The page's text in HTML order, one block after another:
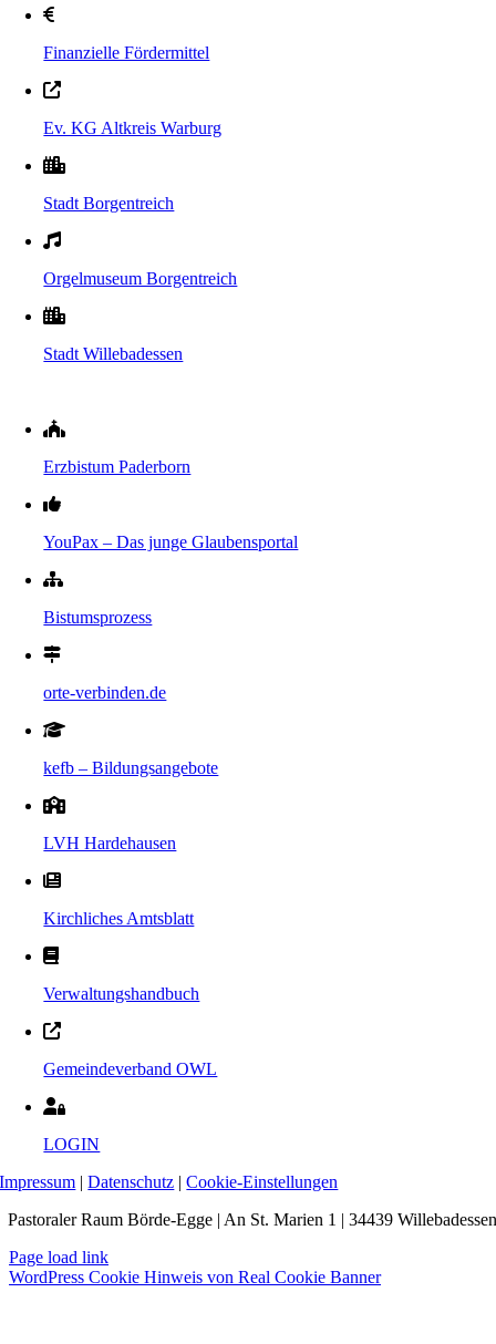
Finanzielle Fördermittel
Ev. KG Altkreis Warburg
Stadt Borgentreich
Orgelmuseum Borgentreich
Stadt Willebadessen
Erzbistum Paderborn
YouPax – Das junge Glaubensportal
Bistumsprozess
orte-verbinden.de
kefb – Bildungsangebote
LVH Hardehausen
Kirchliches Amtsblatt
Verwaltungshandbuch
Gemeindeverband OWL
LOGIN
Impressum |Datenschutz |Cookie-Einstellungen
Pastoraler Raum Börde-Egge | An St. Marien 1 | 34439 Willebadessen
Page load link
WordPress Cookie Hinweis von Real Cookie Banner